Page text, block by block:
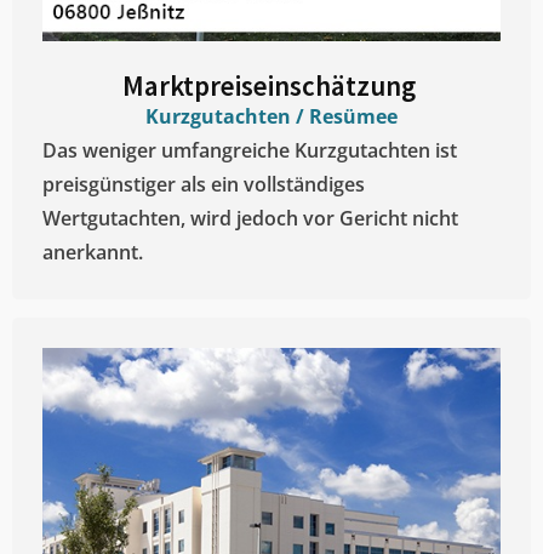
Marktpreiseinschätzung ​
Kurzgutachten / Resümee
Das weniger umfangreiche Kurzgutachten ist
preisgünstiger als ein vollständiges
Wertgutachten, wird jedoch vor Gericht nicht
anerkannt.